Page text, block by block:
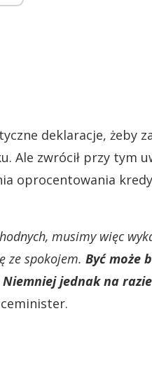
deklaracje, żeby
Ale zwrócił przy tym
oprocentowania
musimy więc
ze spokojem. Być może
jednak na